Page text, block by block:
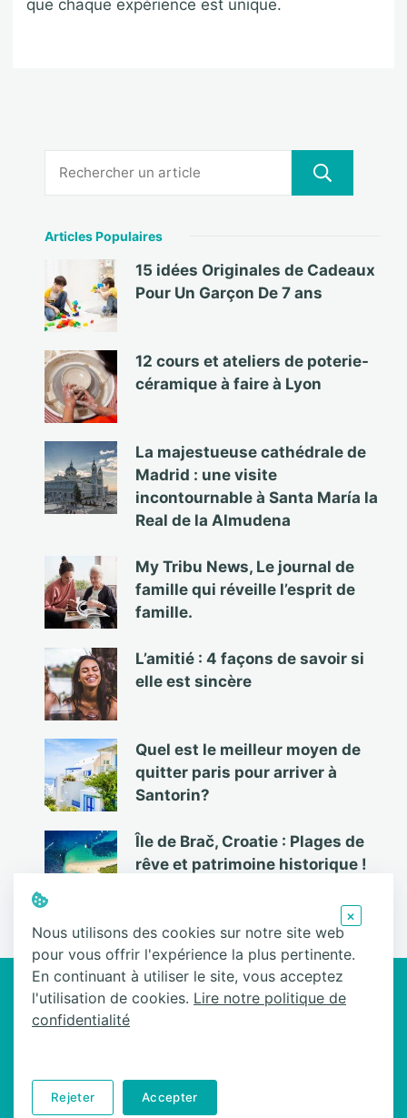
que chaque expérience est unique.
Articles Populaires
15 idées Originales de Cadeaux
Pour Un Garçon De 7 ans
12 cours et ateliers de poterie-
céramique à faire à Lyon
La majestueuse cathédrale de
Madrid : une visite
incontournable à Santa María la
Real de la Almudena
My Tribu News, Le journal de
famille qui réveille l’esprit de
famille.
L’amitié : 4 façons de savoir si
elle est sincère
Quel est le meilleur moyen de
quitter paris pour arriver à
Santorin?
Île de Brač, Croatie : Plages de
rêve et patrimoine historique !
Ce site participe au Programme Partenaires d’Amazon EU, un programme
d’affiliation conçu pour permettre à des sites de percevoir une
rémunération grâce à la création de liens vers Amazon.fr
Politique de confidentialité
Nous utilisons des cookies sur notre site web
pour vous offrir l'expérience la plus pertinente.
En continuant à utiliser le site, vous acceptez
l'utilisation de cookies. Lire notre politique de
confidentialité
Rejeter Accepter
×